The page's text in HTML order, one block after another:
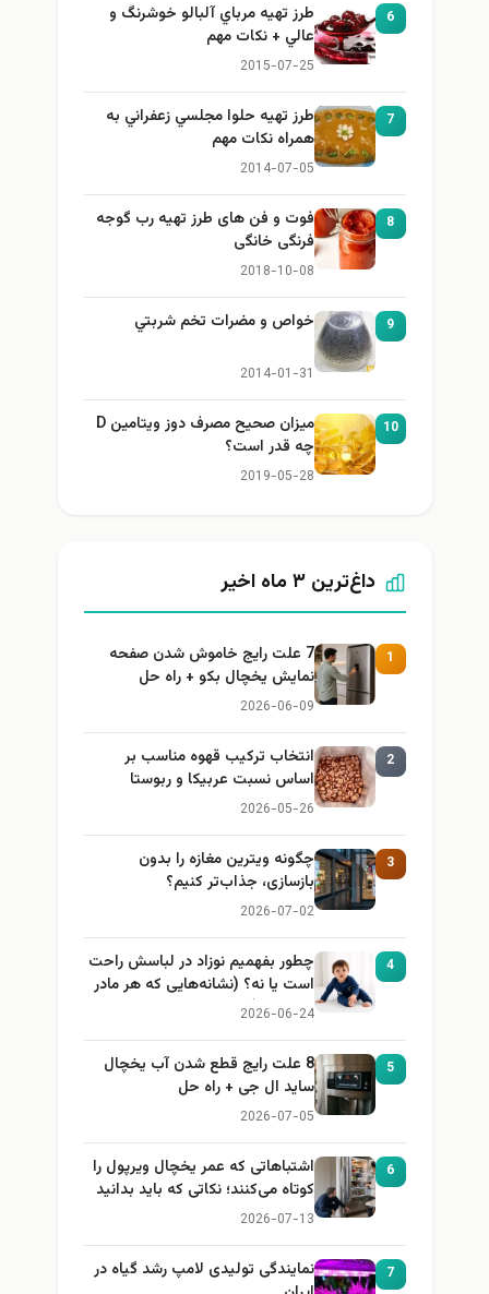
6
طرز تهيه مرباي آلبالو خوشرنگ و
عالي + نكات مهم
2015-07-25
7
طرز تهيه حلوا مجلسي زعفراني به
همراه نكات مهم
2014-07-05
8
فوت و فن های طرز تهیه رب گوجه
فرنگی خانگی
2018-10-08
9 خواص و مضرات تخم شربتي
2014-01-31
10
میزان صحیح مصرف دوز ویتامین D
چه قدر است؟
2019-05-28
داغ‌ترین ۳ ماه اخیر
1
7 علت رایج خاموش شدن صفحه
نمایش یخچال بکو + راه حل
2026-06-09
2
انتخاب ترکیب قهوه مناسب بر
اساس نسبت عربیکا و ربوستا
2026-05-26
3
چگونه ویترین مغازه را بدون
بازسازی، جذاب‌تر کنیم؟
2026-07-02
4
چطور بفهمیم نوزاد در لباسش راحت
است یا نه؟ (نشانه‌هایی که هر مادر
باید بداند)
2026-06-24
5
8 علت رایج قطع شدن آب یخچال
ساید ال جی + راه حل
2026-07-05
6
اشتباهاتی که عمر یخچال ویرپول را
کوتاه می‌کنند؛ نکاتی که باید بدانید
2026-07-13
7
نمایندگی تولیدی لامپ رشد گیاه در